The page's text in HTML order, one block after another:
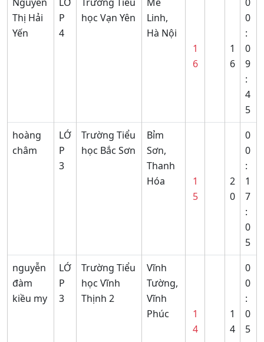
Thị Hải
Yến
P
4
học Vạn Yên
Linh,
Hà Nội
1
6
1
6
0
:
0
9
:
4
5
hoàng
châm
LỚ
P
3
Trường Tiểu
học Bắc Sơn
Bỉm
Sơn,
Thanh
Hóa
1
5
2
0
0
0
:
1
7
:
0
5
nguyễn
đàm
kiều my
LỚ
P
3
Trường Tiểu
học Vĩnh
Thịnh 2
Vĩnh
Tường,
Vĩnh
Phúc
1
4
1
4
0
0
:
0
5